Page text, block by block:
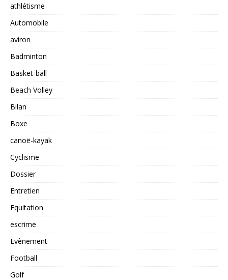
athlétisme
Automobile
aviron
Badminton
Basket-ball
Beach Volley
Bilan
Boxe
canoë-kayak
Cyclisme
Dossier
Entretien
Equitation
escrime
Evènement
Football
Golf